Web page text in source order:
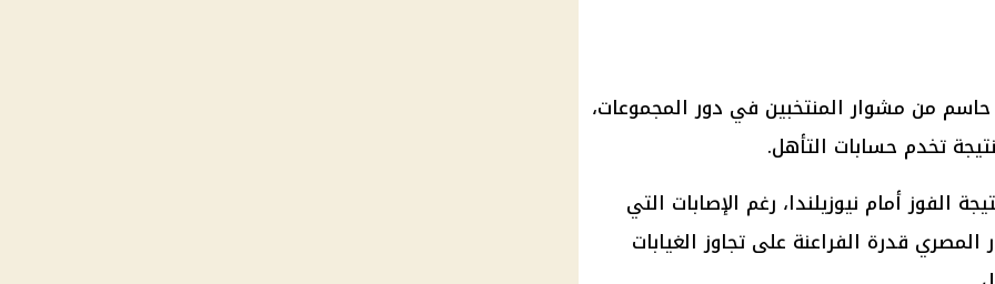
من مشوار المنتخبين في دور المجموعات،
تخدم حسابات التأهل.
الفوز أمام نيوزيلندا، رغم الإصابات التي
قدرة الفراعنة على تجاوز الغيابات